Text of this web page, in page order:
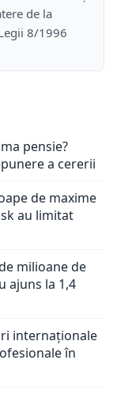
de la
8/1996
pensie?
a cererii
de maxime
au limitat
milioane de
ajuns la 1,4
internaționale
în